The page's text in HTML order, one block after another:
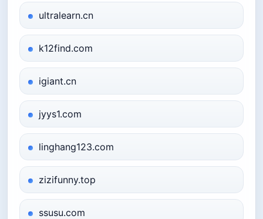
ultralearn.cn
k12find.com
igiant.cn
jyys1.com
linghang123.com
zizifunny.top
ssusu.com